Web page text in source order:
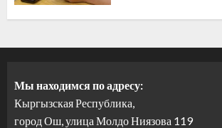
Мы находимся по адресу:
Кыргызская Республика,
город Ош, улица Молдо Ниязова 119